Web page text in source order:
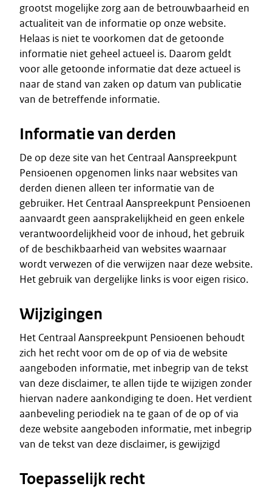
grootst mogelijke zorg aan de betrouwbaarheid en
actualiteit van de informatie op onze website.
Helaas is niet te voorkomen dat de getoonde
informatie niet geheel actueel is. Daarom geldt
voor alle getoonde informatie dat deze actueel is
naar de stand van zaken op datum van publicatie
van de betreffende informatie.
Informatie van derden
De op deze site van het Centraal Aanspreekpunt
Pensioenen opgenomen links naar websites van
derden dienen alleen ter informatie van de
gebruiker. Het Centraal Aanspreekpunt Pensioenen
aanvaardt geen aansprakelijkheid en geen enkele
verantwoordelijkheid voor de inhoud, het gebruik
of de beschikbaarheid van websites waarnaar
wordt verwezen of die verwijzen naar deze website.
Het gebruik van dergelijke links is voor eigen risico.
Wijzigingen
Het Centraal Aanspreekpunt Pensioenen behoudt
zich het recht voor om de op of via de website
aangeboden informatie, met inbegrip van de tekst
van deze disclaimer, te allen tijde te wijzigen zonder
hiervan nadere aankondiging te doen. Het verdient
aanbeveling periodiek na te gaan of de op of via
deze website aangeboden informatie, met inbegrip
van de tekst van deze disclaimer, is gewijzigd
Toepasselijk recht